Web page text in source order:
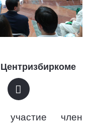
член